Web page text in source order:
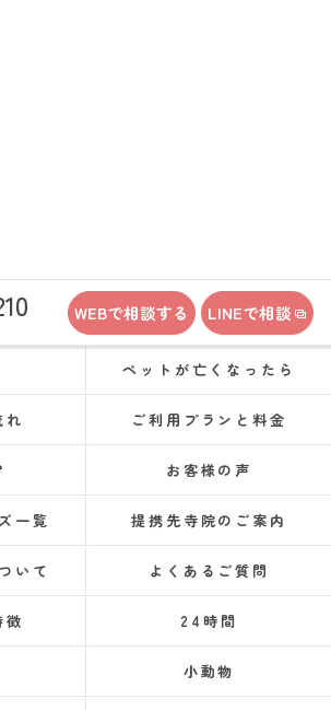
WEBで相談する LINEで相談
ペットが亡くなったら
れ ご利用プランと料金
お客様の声
一覧 提携先寺院のご案内
いて よくあるご質問
徴 24時間
小動物